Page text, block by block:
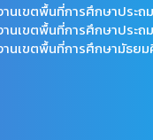
นเขตพื้นที่การศึกษาประถ
นเขตพื้นที่การศึกษาประถ
นเขตพื้นที่การศึกษามัธยม